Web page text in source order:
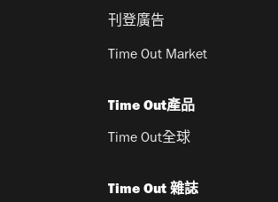
刊登廣告
Time Out Market
Time Out產品
Time Out全球
Time Out 雜誌